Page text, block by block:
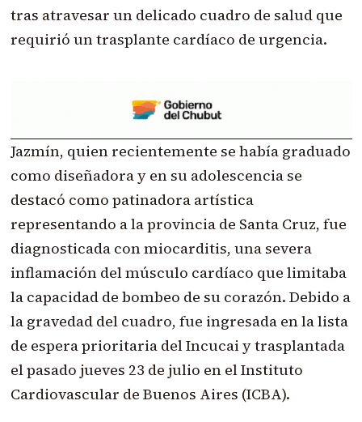
tras atravesar un delicado cuadro de salud que
requirió un trasplante cardíaco de urgencia.
Jazmín, quien recientemente se había graduado
como diseñadora y en su adolescencia se
destacó como patinadora artística
representando a la provincia de Santa Cruz, fue
diagnosticada con miocarditis, una severa
inflamación del músculo cardíaco que limitaba
la capacidad de bombeo de su corazón. Debido a
la gravedad del cuadro, fue ingresada en la lista
de espera prioritaria del Incucai y trasplantada
el pasado jueves 23 de julio en el Instituto
Cardiovascular de Buenos Aires (ICBA).